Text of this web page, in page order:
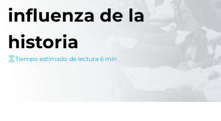
influenza de la
historia
Tiempo estimado de lectura 6 min